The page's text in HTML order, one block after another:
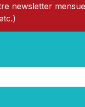
newsletter